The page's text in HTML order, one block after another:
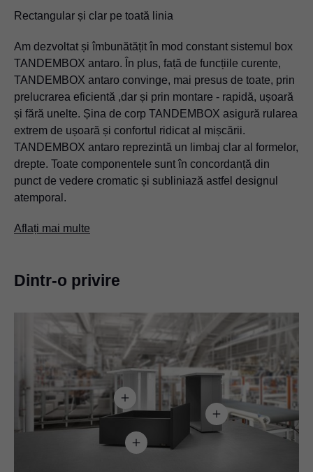
Rectangular și clar pe toată linia
Am dezvoltat și îmbunătățit în mod constant sistemul box
TANDEMBOX antaro. În plus, față de funcțiile curente,
TANDEMBOX antaro convinge, mai presus de toate, prin
prelucrarea eficientă ,dar și prin montare - rapidă, ușoară
și fără unelte. Șina de corp TANDEMBOX asigură rularea
extrem de ușoară și confortul ridicat al mișcării.
TANDEMBOX antaro reprezintă un limbaj clar al formelor,
drepte. Toate componentele sunt în concordanță din
punct de vedere cromatic și subliniază astfel designul
atemporal.
Aflați mai multe
Dintr-o privire